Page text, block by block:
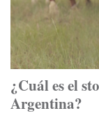
¿Cuál es el
Argentina?